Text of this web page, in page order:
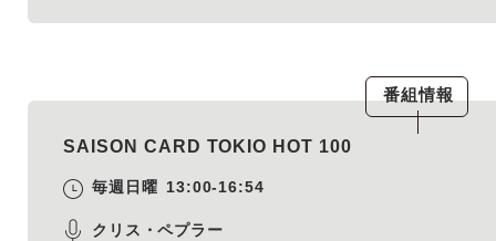
番組情報
SAISON CARD TOKIO HOT 100
毎週日曜 13:00-16:54
クリス・ペプラー